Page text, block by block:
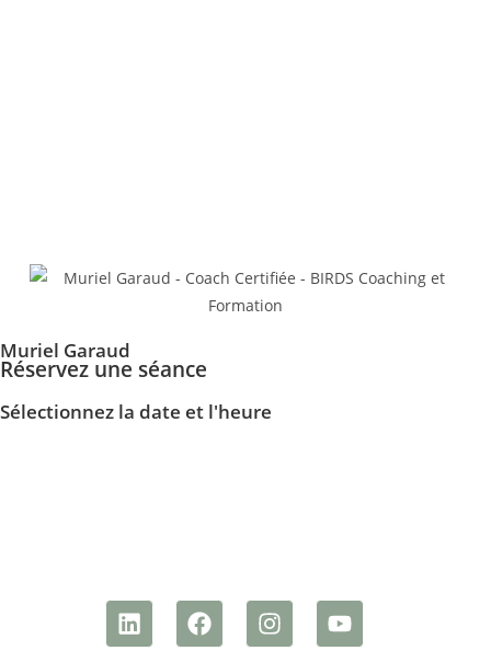
Muriel Garaud
Réservez une séance​
Sélectionnez la date et l'heure